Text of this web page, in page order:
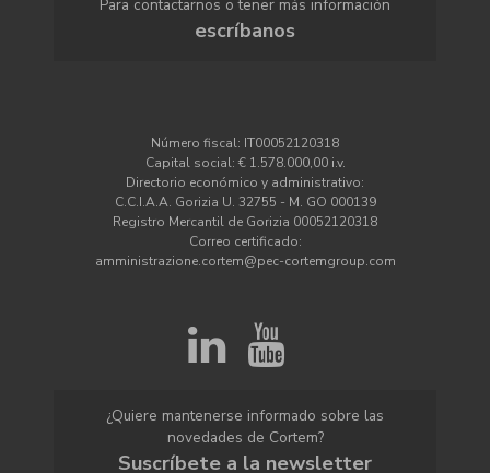
Para contactarnos o tener más información
escríbanos
Número fiscal: IT00052120318
Capital social: € 1.578.000,00 i.v.
Directorio económico y administrativo:
C.C.I.A.A. Gorizia U. 32755 - M. GO 000139
Registro Mercantil de Gorizia 00052120318
Correo certificado:
amministrazione.cortem@pec-cortemgroup.com
¿Quiere mantenerse informado sobre las
novedades de Cortem?
Suscríbete a la newsletter